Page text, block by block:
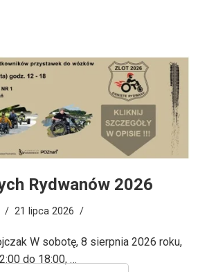
Rydwanów 2026
21 lipca 2026
W sobotę, 8 sierpnia 2026 roku,
do 18:00, …